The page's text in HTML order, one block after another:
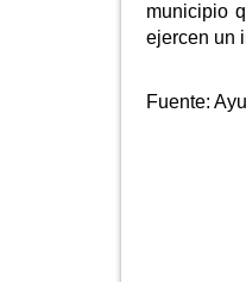
municipio
ejercen un
Fuente: